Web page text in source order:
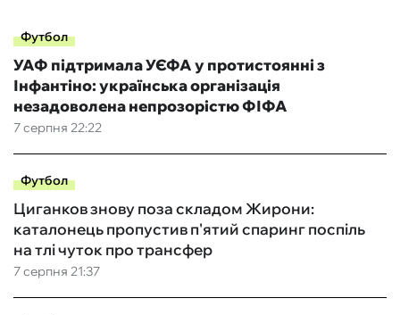
Футбол
7 серпня 22:22
УАФ підтримала УЄФА у протистоянні з
Інфантіно: українська організація
незадоволена непрозорістю ФІФА
Футбол
7 серпня 21:37
Циганков знову поза складом Жирони:
каталонець пропустив п'ятий спаринг поспіль
на тлі чуток про трансфер